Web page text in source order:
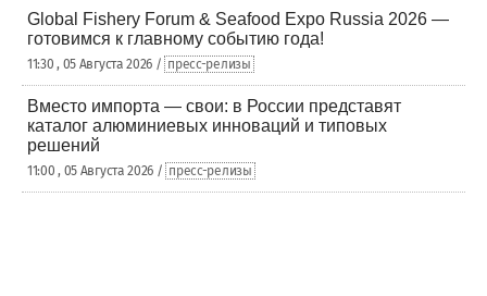
Global Fishery Forum & Seafood Expo Russia 2026 —
готовимся к главному событию года!
11:30 , 05 Августа 2026 / пресс-релизы
Вместо импорта — свои: в России представят
каталог алюминиевых инноваций и типовых
решений
11:00 , 05 Августа 2026 / пресс-релизы